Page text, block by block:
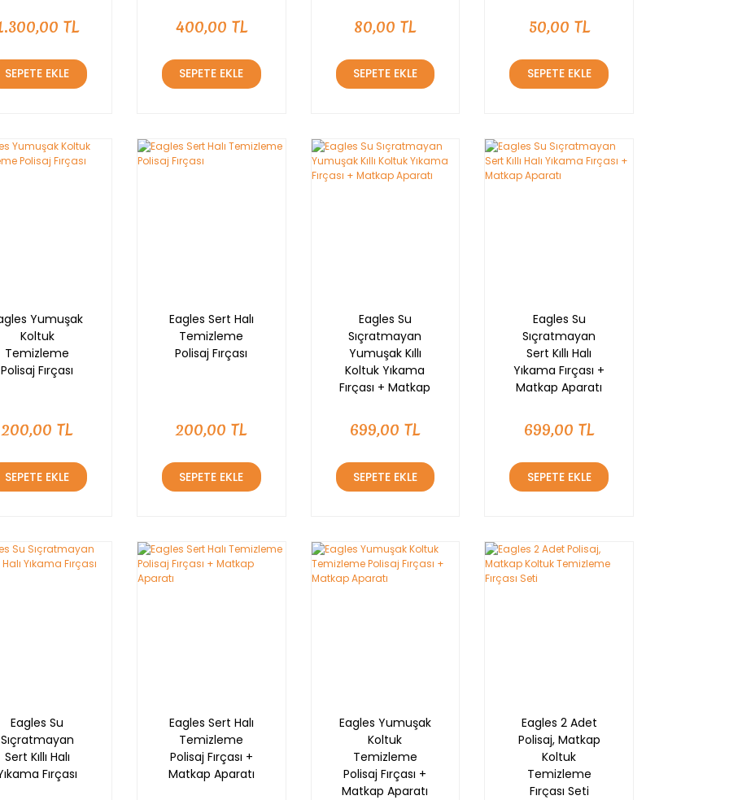
TL
SEPETE EKLE
400,00 TL
SEPETE EKLE
80,00 TL
SEPETE EKLE
50,00 TL
SEPETE EKLE
Yumuşak
Koltuk
Temizleme
Polisaj Fırçası
200,00 TL
SEPETE EKLE
Eagles Sert Halı
Temizleme
Polisaj Fırçası
200,00 TL
SEPETE EKLE
Eagles Su
Sıçratmayan
Yumuşak Kıllı
Koltuk Yıkama
Fırçası + Matkap
699,00 TL
SEPETE EKLE
Eagles Su
Sıçratmayan
Sert Kıllı Halı
Yıkama Fırçası +
Matkap Aparatı
699,00 TL
SEPETE EKLE
Eagles Su
Sıçratmayan
Sert Kıllı Halı
Fırçası
Eagles Sert Halı
Temizleme
Polisaj Fırçası +
Matkap Aparatı
Eagles Yumuşak
Koltuk
Temizleme
Polisaj Fırçası +
Matkap Aparatı
Eagles 2 Adet
Polisaj, Matkap
Koltuk
Temizleme
Fırçası Seti